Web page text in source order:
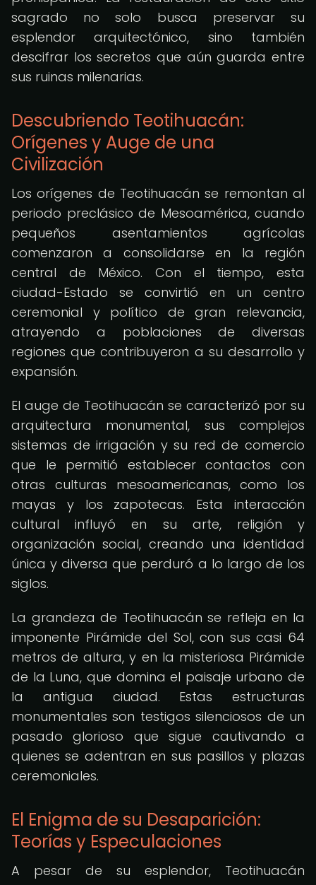
sagrado no solo busca preservar su
esplendor arquitectónico, sino también
descifrar los secretos que aún guarda entre
sus ruinas milenarias.
Descubriendo Teotihuacán:
Orígenes y Auge de una
Civilización
Los orígenes de Teotihuacán se remontan al
periodo preclásico de Mesoamérica, cuando
pequeños asentamientos agrícolas
comenzaron a consolidarse en la región
central de México. Con el tiempo, esta
ciudad-Estado se convirtió en un centro
ceremonial y político de gran relevancia,
atrayendo a poblaciones de diversas
regiones que contribuyeron a su desarrollo y
expansión.
El auge de Teotihuacán se caracterizó por su
arquitectura monumental, sus complejos
sistemas de irrigación y su red de comercio
que le permitió establecer contactos con
otras culturas mesoamericanas, como los
mayas y los zapotecas. Esta interacción
cultural influyó en su arte, religión y
organización social, creando una identidad
única y diversa que perduró a lo largo de los
siglos.
La grandeza de Teotihuacán se refleja en la
imponente Pirámide del Sol, con sus casi 64
metros de altura, y en la misteriosa Pirámide
de la Luna, que domina el paisaje urbano de
la antigua ciudad. Estas estructuras
monumentales son testigos silenciosos de un
pasado glorioso que sigue cautivando a
quienes se adentran en sus pasillos y plazas
ceremoniales.
El Enigma de su Desaparición:
Teorías y Especulaciones
A pesar de su esplendor, Teotihuacán